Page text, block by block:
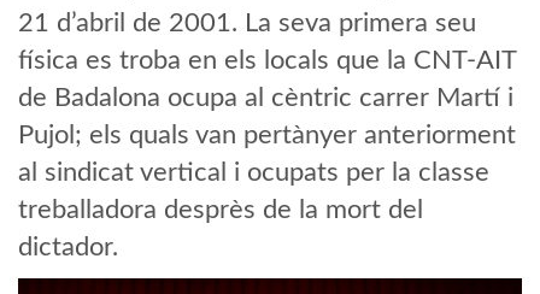
21 d’abril de 2001. La seva primera seu
física es troba en els locals que la CNT-AIT
de Badalona ocupa al cèntric carrer Martí i
Pujol; els quals van pertànyer anteriorment
al sindicat vertical i ocupats per la classe
treballadora desprès de la mort del
dictador.